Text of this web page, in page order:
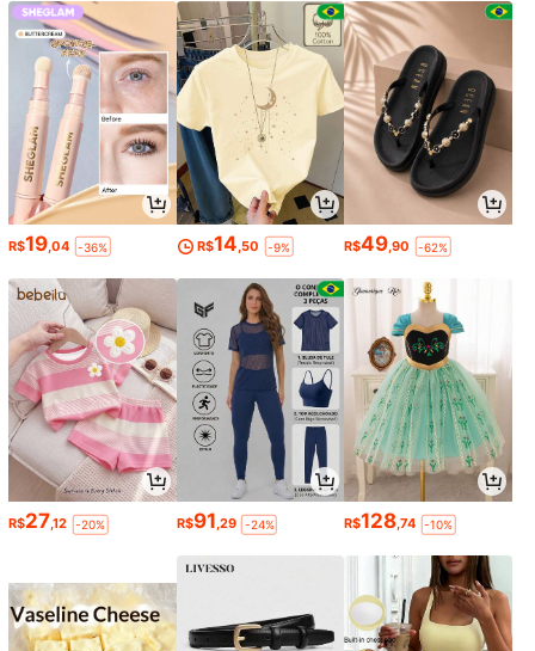
R$19 ,04 -36% R$14 ,50 -9% R$49 ,90 -62%
R$27,12 -20% R$91,29 -24% R$128,74 -10%